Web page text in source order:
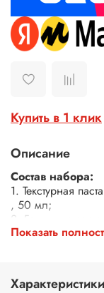
Купить в 1 клик
Описание
Состав набора:
1. Текстурная
, 50 мл;
2. Грунт для
прозрачный), 20
поверхность
Показать
Характеристики